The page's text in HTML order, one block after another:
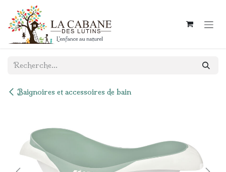
Se rendre au contenu
Baignoires et accessoires de bain